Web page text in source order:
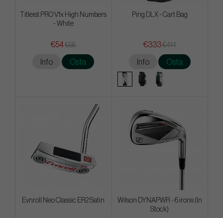
Titleist PRO V1x High Numbers
- White
€54€58
Info Osta
Ping DLX - Cart Bag
€333€414
Info Osta
Evnroll Neo Classic ER2 Satin
Wilson DYNAPWR - 6 irons (In
Stock)